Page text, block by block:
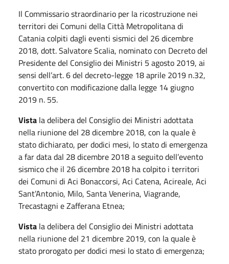
Il Commissario straordinario per la ricostruzione nei
territori dei Comuni della Città Metropolitana di
Catania colpiti dagli eventi sismici del 26 dicembre
2018, dott. Salvatore Scalia, nominato con Decreto del
Presidente del Consiglio dei Ministri 5 agosto 2019, ai
sensi dell’art. 6 del decreto-legge 18 aprile 2019 n.32,
convertito con modificazione dalla legge 14 giugno
2019 n. 55.
Vista la delibera del Consiglio dei Ministri adottata
nella riunione del 28 dicembre 2018, con la quale è
stato dichiarato, per dodici mesi, lo stato di emergenza
a far data dal 28 dicembre 2018 a seguito dell’evento
sismico che il 26 dicembre 2018 ha colpito i territori
dei Comuni di Aci Bonaccorsi, Aci Catena, Acireale, Aci
Sant’Antonio, Milo, Santa Venerina, Viagrande,
Trecastagni e Zafferana Etnea;
Vista la delibera del Consiglio dei Ministri adottata
nella riunione del 21 dicembre 2019, con la quale è
stato prorogato per dodici mesi lo stato di emergenza;